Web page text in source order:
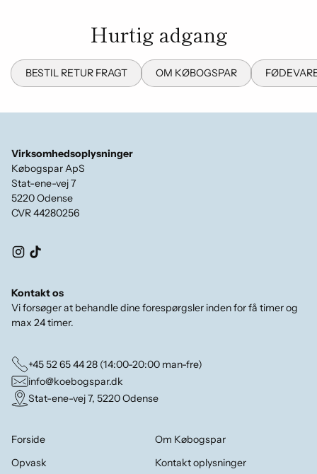
Hurtig adgang
BESTIL RETUR FRAGT OM KØBOGSPAR
Virksomhedsoplysninger
Købogspar ApS
Stat-ene-vej 7
5220 Odense
CVR 44280256
Kontakt os
Vi forsøger at behandle dine forespørgsler inden for få timer og
max 24 timer.
+45 52 65 44 28 (14:00-20:00 man-fre)
info@koebogspar.dk
Stat-ene-vej 7, 5220 Odense
Forside
Opvask
Om Købogspar
Kontakt oplysninger